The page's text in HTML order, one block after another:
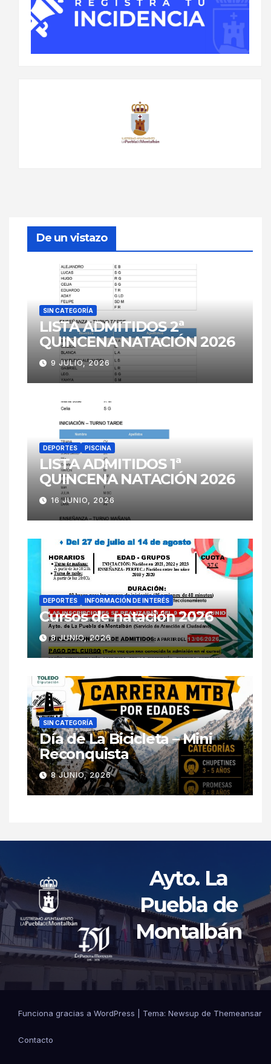
De un vistazo
SIN CATEGORÍA
LISTA ADMITIDOS 2ª
QUINCENA NATACIÓN 2026
9 JULIO, 2026
DEPORTES PISCINA
LISTA ADMITIDOS 1ª
QUINCENA NATACIÓN 2026
16 JUNIO, 2026
DEPORTES INFORMACIÓN DE INTERÉS
Cursos de natación 2026
8 JUNIO, 2026
SIN CATEGORÍA
Día de La Bicicleta – Mini
Reconquista
8 JUNIO, 2026
Ayto. La
Puebla de
Montalbán
Funciona gracias a WordPress Tema: Newsup de Themeansar
Contacto